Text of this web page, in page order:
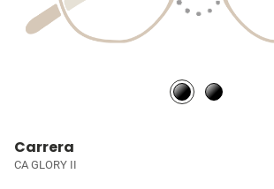
Carrera
CA GLORY II